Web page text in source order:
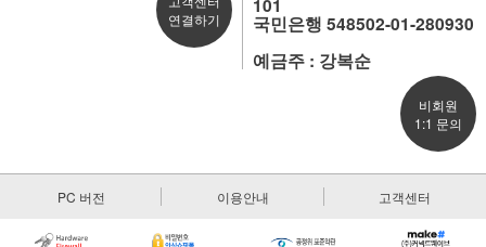
연결하기
101
국민은행 548502-01-280930
예금주 : 강복순
비회원
1:1 문의
PC 버전 이용안내 고객센터